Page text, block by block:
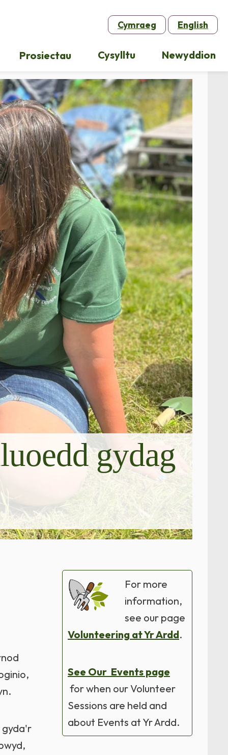
Cymraeg English
Prosiectau Cysylltu Newyddion
gydag
gyda'r
For more
information,
see our page
Volunteering at Yr Ardd.
See Our Events page
for when our Volunteer
Sessions are held and
about Events at Yr Ardd.